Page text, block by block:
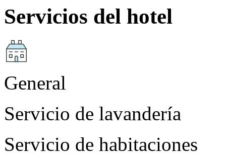
Servicios del hotel
General
Servicio de lavandería
Servicio de habitaciones